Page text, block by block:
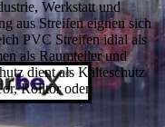
Werkstatt und
aus Streifen eignen sich
PVC Streifen idial als
als Raumteiler und
dient als Kälteschutz
Rolltor oder